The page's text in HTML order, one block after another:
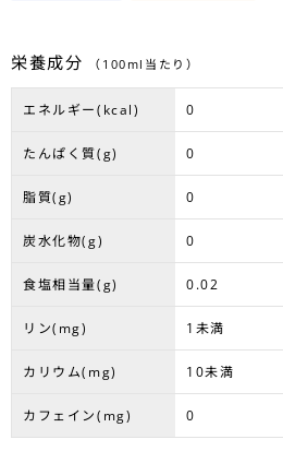
栄養成分 （100ml当たり）
エネルギー(kcal) 0
たんぱく質(g) 0
脂質(g) 0
炭水化物(g) 0
食塩相当量(g) 0.02
リン(mg) 1未満
カリウム(mg) 10未満
カフェイン(mg) 0